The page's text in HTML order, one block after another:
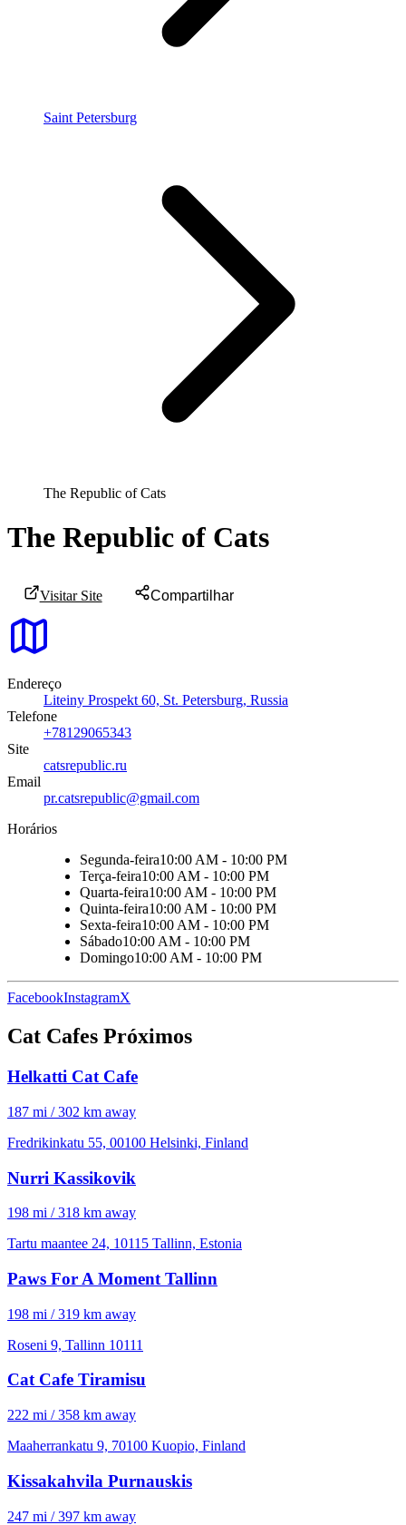
Saint Petersburg
The Republic of Cats
The Republic of Cats
Visitar Site Compartilhar
Endereço
Liteiny Prospekt 60, St. Petersburg, Russia
Telefone
+78129065343
Site
catsrepublic.ru
Email
pr.catsrepublic@gmail.com
Horários
Segunda-feira10:00 AM - 10:00 PM
Terça-feira10:00 AM - 10:00 PM
Quarta-feira10:00 AM - 10:00 PM
Quinta-feira10:00 AM - 10:00 PM
Sexta-feira10:00 AM - 10:00 PM
Sábado10:00 AM - 10:00 PM
Domingo10:00 AM - 10:00 PM
FacebookInstagramX
Cat Cafes Próximos
Helkatti Cat Cafe
187 mi / 302 km away
Fredrikinkatu 55, 00100 Helsinki, Finland
Nurri Kassikovik
198 mi / 318 km away
Tartu maantee 24, 10115 Tallinn, Estonia
Paws For A Moment Tallinn
198 mi / 319 km away
Roseni 9, Tallinn 10111
Cat Cafe Tiramisu
222 mi / 358 km away
Maaherrankatu 9, 70100 Kuopio, Finland
Kissakahvila Purnauskis
247 mi / 397 km away